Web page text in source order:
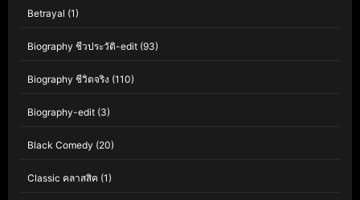
Betrayal (1)
Biography ชีวประวัติ-edit (93)
Biography ชีวิตจริง (110)
Biography-edit (3)
Black Comedy (20)
Classic คลาสสิค (1)